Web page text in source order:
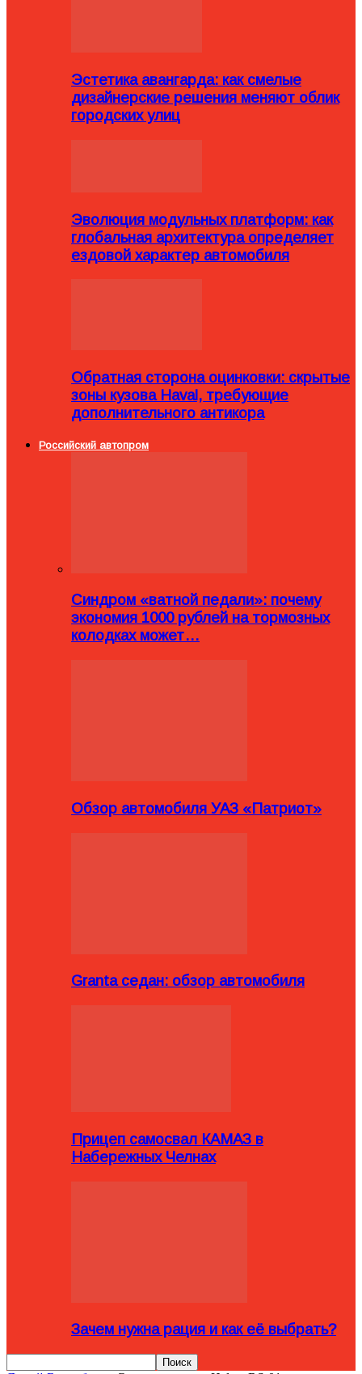
Эстетика авангарда: как смелые
дизайнерские решения меняют облик
городских улиц
Эволюция модульных платформ: как
глобальная архитектура определяет
ездовой характер автомобиля
Обратная сторона оцинковки: скрытые
зоны кузова Haval, требующие
дополнительного антикора
Российский автопром
Синдром «ватной педали»: почему
экономия 1000 рублей на тормозных
колодках может…
Обзор автомобиля УАЗ «Патриот»
Granta седан: обзор автомобиля
Прицеп самосвал КАМАЗ в
Набережных Челнах
Зачем нужна рация и как её выбрать?